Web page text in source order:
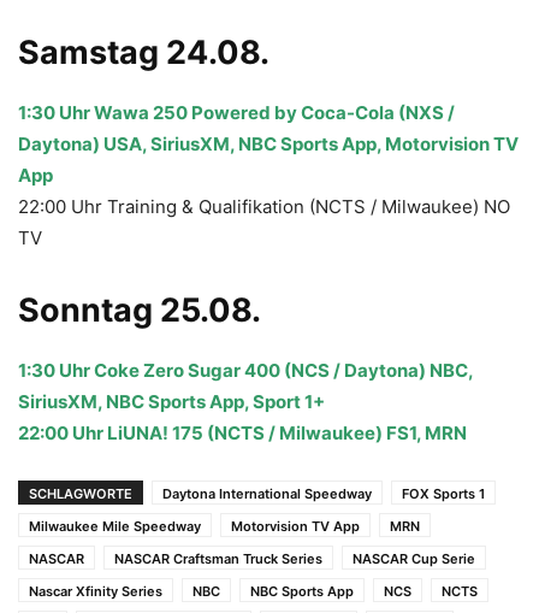
Samstag 24.08.
1:30 Uhr Wawa 250 Powered by Coca-Cola (NXS /
Daytona) USA, SiriusXM, NBC Sports App, Motorvision TV
App
22:00 Uhr Training & Qualifikation (NCTS / Milwaukee) NO
TV
Sonntag 25.08.
1:30 Uhr Coke Zero Sugar 400 (NCS / Daytona) NBC,
SiriusXM, NBC Sports App, Sport 1+
22:00 Uhr LiUNA! 175 (NCTS / Milwaukee) FS1, MRN
SCHLAGWORTE Daytona International Speedway
FOX Sports 1
Milwaukee Mile Speedway
Motorvision TV App
MRN
NASCAR
NASCAR Craftsman Truck Series
NASCAR Cup Serie
Nascar Xfinity Series
NBC NBC Sports App NCS
NCTS